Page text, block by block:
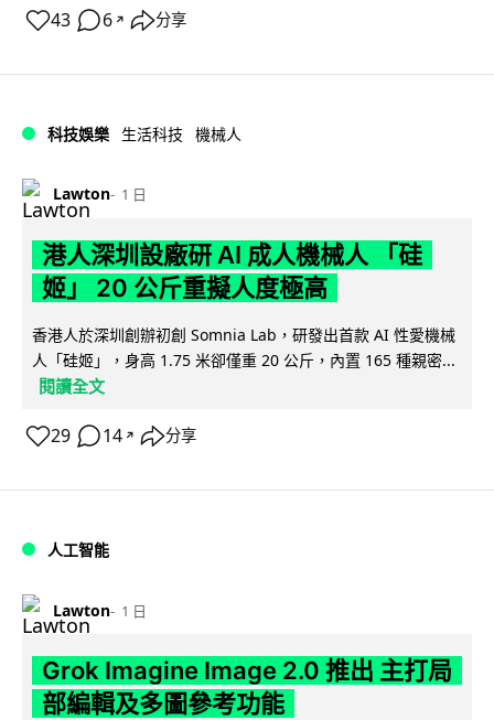
43 6 ↗ 分享
科技娛樂 生活科技 機械人
Lawton 1 日
港人深圳設廠研 AI 成人機械人 「硅
姬」 20 公斤重擬人度極高
香港人於深圳創辦初創 Somnia Lab，研發出首款 AI 性愛機械
人「硅姬」，身高 1.75 米卻僅重 20 公斤，內置 165 種親密...
閱讀全文
29 14 ↗ 分享
人工智能
Lawton 1 日
Grok Imagine Image 2.0 推出 主打局
部編輯及多圖參考功能